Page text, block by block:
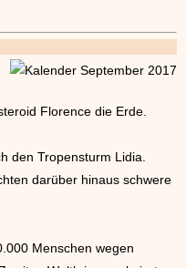
Florence die Erde.
den Tropensturm Lidia.
darüber hinaus schwere
Menschen wegen